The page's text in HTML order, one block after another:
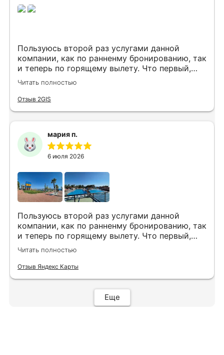
Пользуюсь второй раз услугами данной
компании, как по ранненму бронированию, так
и теперь по горящему вылету. Что первый,
что второй раз путёвки подобраны под наши
индивидуальные запросы идеально. Работаем
с менеджером Анной Макеевой, всегда на
Читать полностью
Отзыв 2GIS
мария п.
6 июля 2026
Пользуюсь второй раз услугами данной
компании, как по ранненму бронированию, так
и теперь по горящему вылету. Что первый,
что второй раз путёвки подобраны под наши
индивидуальные запросы идеально. Работаем
с менеджером Анной Макеевой, всегда на
Читать полностью
Отзыв Яндекс Карты
Еще